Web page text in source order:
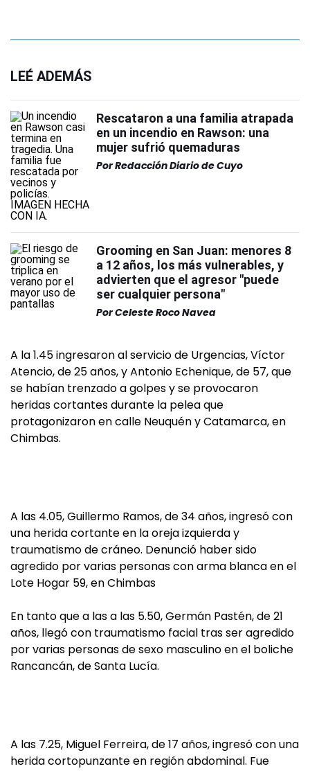
LEÉ ADEMÁS
Rescataron a una familia atrapada
en un incendio en Rawson: una
mujer sufrió quemaduras
PorRedacción Diario de Cuyo
Grooming en San Juan: menores 8
a 12 años, los más vulnerables, y
advierten que el agresor "puede
ser cualquier persona"
PorCeleste Roco Navea
A la 1.45 ingresaron al servicio de Urgencias, Víctor
Atencio, de 25 años, y Antonio Echenique, de 57, que
se habían trenzado a golpes y se provocaron
heridas cortantes durante la pelea que
protagonizaron en calle Neuquén y Catamarca, en
Chimbas.
A las 4.05, Guillermo Ramos, de 34 años, ingresó con
una herida cortante en la oreja izquierda y
traumatismo de cráneo. Denunció haber sido
agredido por varias personas con arma blanca en el
Lote Hogar 59, en Chimbas
En tanto que a las a las 5.50, Germán Pastén, de 21
años, llegó con traumatismo facial tras ser agredido
por varias personas de sexo masculino en el boliche
Rancancán, de Santa Lucía.
A las 7.25, Miguel Ferreira, de 17 años, ingresó con una
herida cortopunzante en región abdominal. Fue